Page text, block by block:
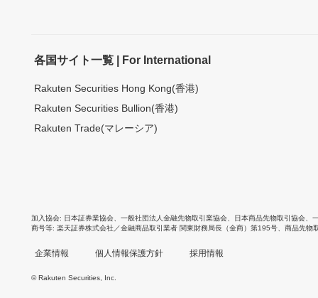
各国サイト一覧 | For International
Rakuten Securities Hong Kong(香港)
Rakuten Securities Bullion(香港)
Rakuten Trade(マレーシア)
加入協会 日本証券業協会 一般社団法人金融先物取引業協会 日本商品先物取引協会
商号等 楽天証券株式会社／金融商品取引業者 関東財務局長（金商）第195号、商品先物
企業情報 個人情報保護方針 採用情報
© Rakuten Securities, Inc.